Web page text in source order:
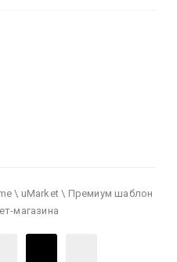
\ uMarket \ Премиум шаблон
магазина